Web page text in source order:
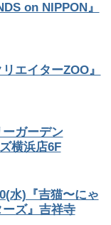
on NIPPON』
エイターZOO』
ガーデン
横浜店6F
水)『吉猫〜にゃ
ズ』吉祥寺